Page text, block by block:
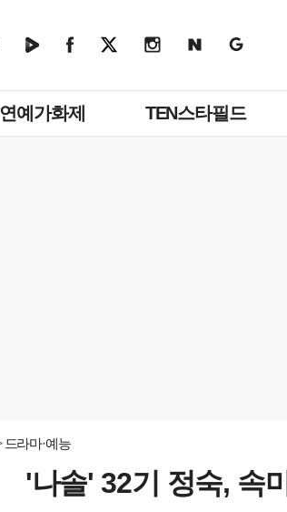
연예가화제 TEN스타필드
드라마·예능
'나솔' 32기 정숙, 속